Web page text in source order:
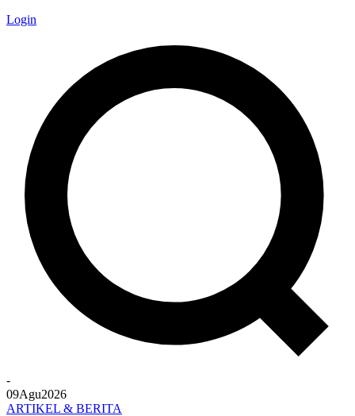
Login
-
09Agu2026
ARTIKEL & BERITA